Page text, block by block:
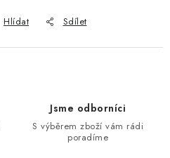
Hlídat Sdílet
Jsme odborníci
S výběrem zboží vám rádi
poradíme